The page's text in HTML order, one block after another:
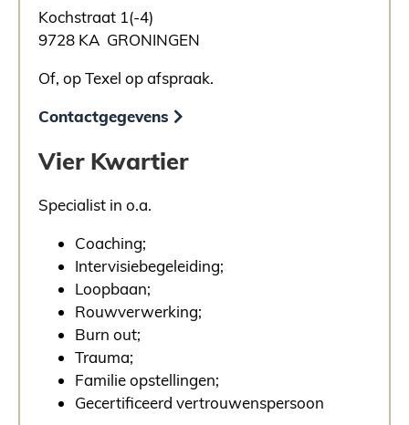
Kochstraat 1(-4)
9728 KA GRONINGEN
Of, op Texel op afspraak.
Contactgegevens
Vier Kwartier
Specialist in o.a.
Coaching;
Intervisiebegeleiding;
Loopbaan;
Rouwverwerking;
Burn out;
Trauma;
Familie opstellingen;
Gecertificeerd vertrouwenspersoon